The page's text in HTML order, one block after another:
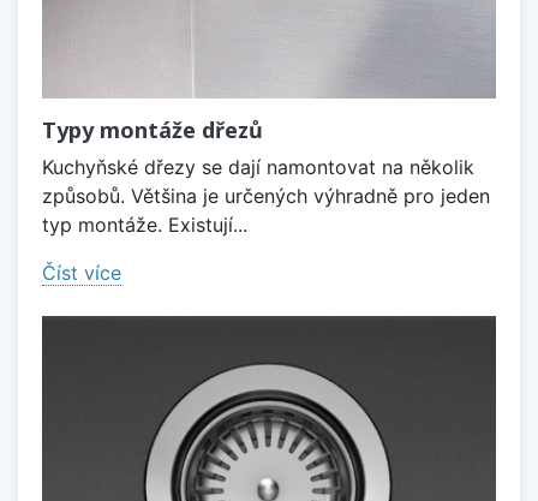
Typy montáže dřezů
Kuchyňské dřezy se dají namontovat na několik
způsobů. Většina je určených výhradně pro jeden
typ montáže. Existují...
Číst více